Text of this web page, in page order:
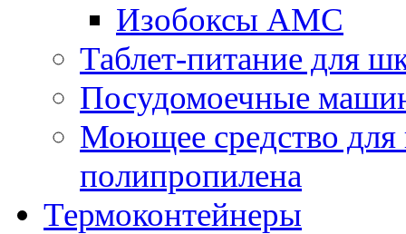
Изобоксы AMC
Таблет-питание для
Посудомоечные
Моющее средство для
полипропилена
Термоконтейнеры